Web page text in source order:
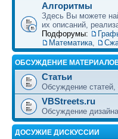
Алгоритмы
Здесь Вы можете
их описаний,
Подфорумы:
Математика,
ОБСУЖДЕНИЕ
Статьи
Обсуждение статей,
VBStreets.ru
Обсуждение
ДОСУЖИЕ ДИСКУССИИ